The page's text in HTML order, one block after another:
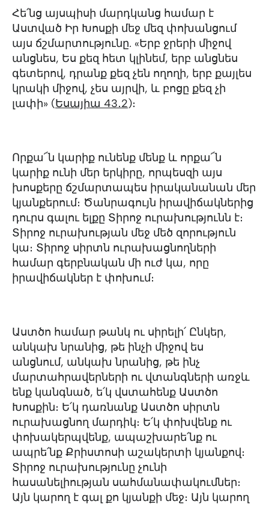
Հե՛նց այսպիսի մարդկանց համար է
Աստված Իր Խոսքի մեջ մեզ փոխանցում
այս ճշմարտությունը. «Երբ ջրերի միջով
անցնես, Ես քեզ հետ կլինեմ, երբ անցնես
գետերով, դրանք քեզ չեն ողողի, երբ քայլես
կրակի միջով, չես այրվի, և բոցը քեզ չի
լափի» ‭‭(Եսայիա‬ ‭43․2‬)։
Որքա՜ն կարիք ունենք մենք և որքա՜ն
կարիք ունի մեր երկիրը, որպեսզի այս
խոսքերը ճշմարտապես իրականանան մեր
կյանքերում։ Ծանրագույն իրավիճակներից
դուրս գալու ելքը Տիրոջ ուրախությունն է։
Տիրոջ ուրախության մեջ մեծ զորություն
կա։ Տիրոջ սիրտն ուրախացնողների
համար գերբնական մի ուժ կա, որը
իրավիճակներ է փոխում։
Աստծո համար թանկ ու սիրելի՛ Ընկեր,
անկախ նրանից, թե ինչի միջով ես
անցնում, անկախ նրանից, թե ինչ
մարտահրավերների ու վտանգների առջև
ենք կանգնած, ե՛կ վստահենք Աստծո
Խոսքին։ Ե՛կ դառնանք Աստծո սիրտն
ուրախացնող մարդիկ։ Ե՛կ փոխվենք ու
փոխակերպվենք, ապաշխարե՛նք ու
ապրե՛նք Քրիստոսի աշակերտի կյանքով։
Տիրոջ ուրախությունը չունի
հասանելիության սահմանափակումներ։
Այն կարող է գալ քո կյանքի մեջ։ Այն կարող